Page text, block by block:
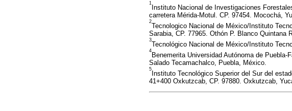
1
Instituto Nacional de Investigaciones
carretera Mérida-Motul. CP. 97454. Mocochá,
2
Tecnologico Nacional de México/Instituto
Sarabia, CP. 77965. Othón P. Blanco Quintana
3
Tecnológico Nacional de México/Instituto
4
Benemerita Universidad Autónoma de
Salado Tecamachalco, Puebla, México.
5
Instituto Tecnológico Superior del Sur del
41+400 Oxkutzcab, CP. 97880. Oxkutzcab,